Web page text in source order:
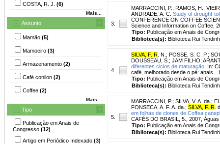
COSTA, R. J. (6)
Mais...
Assunto
Mamão (5)
Mamoeiro (3)
Armazenamento (2)
Café conilon (2)
Coffee (2)
Mais...
Tipo
Publicação em Anais de
Congresso (12)
Artigo em Periódico Indexado (3)
3.
MARRACCINI, P. ; RAMOS, H. ;
ANDRADE, A. C. Study of drought-
CONFERENCE ON COFFEE
Science and Information on Coffee,
Tipo: Publicação em Anais de
Biblioteca(s): Biblioteca Rui
4.
SILVA, F. R . N. ; POSSE, S. C. P. ;
DOUSSEAU, S. ; JAM FILHO;
diferentes ciclos de maturação. In:
café, melhorado desde o pé:
Tipo: Publicação em Anais de
Biblioteca(s): Biblioteca Rui
5.
MARRACCINI, P. ; SILVA, V. A. da. ;
FONSECA, A. F. A. da. ; SILVA, F. R .
em folhas de clones de Coffea
CAFÉS DO BRASIL, 5., 2007,
Tipo: Publicação em Anais de
Biblioteca(s): Biblioteca Rui